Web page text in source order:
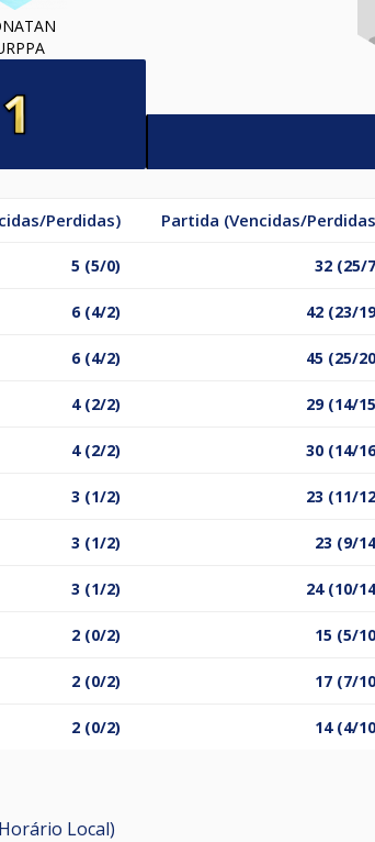
Perdidas) Partida (Vencidas/
5 (5/0) 32 (25/
6 (4/2) 42 (23/
6 (4/2) 45 (25/
4 (2/2) 29 (14/
4 (2/2) 30 (14/
3 (1/2) 23 (11/
3 (1/2) 23 (9/
3 (1/2) 24 (10/
2 (0/2) 15 (5/
2 (0/2) 17 (7/
2 (0/2) 14 (4/
Local)